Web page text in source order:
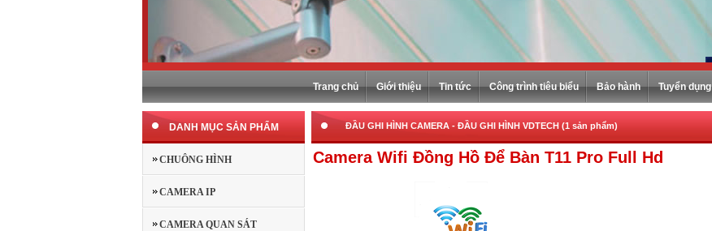
Trang chủ Giới thiệu Tin tức Công trình tiêu biểu Bảo hành Tuyển dụng
DANH MỤC SẢN PHẨM
CHUÔNG HÌNH
CAMERA IP
CAMERA QUAN SÁT
ĐẦU GHI HÌNH CAMERA - ĐẦU GHI HÌNH VDTECH (1 sản phẩm)
Camera Wifi Đồng Hồ Để Bàn T11 Pro Full Hd